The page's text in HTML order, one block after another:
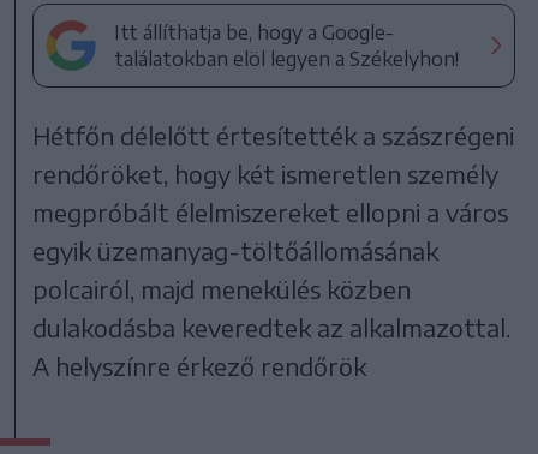
Itt állíthatja be, hogy a Google-
találatokban elöl legyen a Székelyhon!
Hétfőn délelőtt értesítették a szászrégeni
rendőröket, hogy két ismeretlen személy
megpróbált élelmiszereket ellopni a város
egyik üzemanyag-töltőállomásának
polcairól, majd menekülés közben
dulakodásba keveredtek az alkalmazottal.
A helyszínre érkező rendőrök